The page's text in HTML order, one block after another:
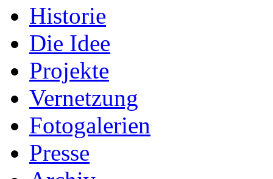
Presse
Archiv
Das Team
Sport & Entwicklung
Online Spenden
Online Shop